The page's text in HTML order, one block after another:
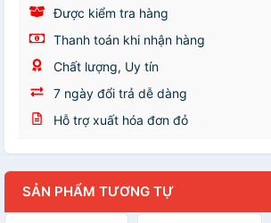
Được kiểm tra hàng
Thanh toán khi nhận hàng
Chất lượng, Uy tín
7 ngày đổi trả dễ dàng
Hỗ trợ xuất hóa đơn đỏ
SẢN PHẨM TƯƠNG TỰ